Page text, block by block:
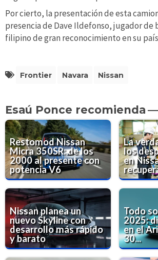
Por cierto, la presentación de esta
presencia de Dave Ildefonso, jugador de
filipino de gran reconocimiento en su
Frontier Navara Nissan
Esaú Ponce recomienda
Restomod Nissan
Micra 350SR: de los
2000 al presente con
potencia V6
La
los
en
Nissan planea un
nuevo Skyline con
desarrollo más rápido
y barato
Todo
2025:
en el
30...